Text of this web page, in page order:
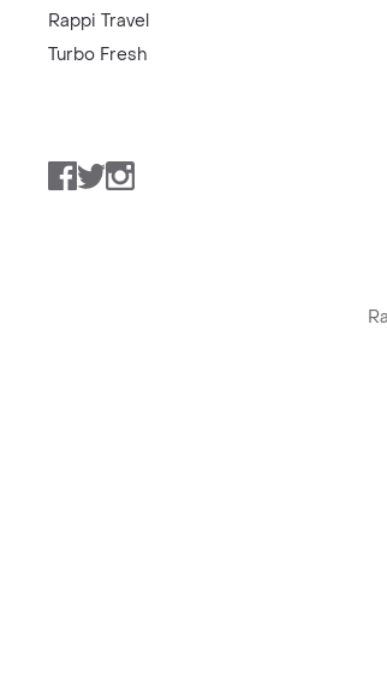
Rappi Travel
Turbo Fresh
Facebook
TwitterInstagram